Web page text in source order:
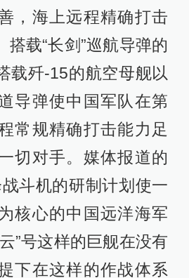
，海上远程精确打击
搭载“长剑”巡航导弹的
载歼-15的航空母舰以
导弹使中国军队在第
常规精确打击能力足
切对手。媒体报道的
斗机的研制计划使一
核心的中国远洋海军
”号这样的巨舰在没有
下在这样的作战体系